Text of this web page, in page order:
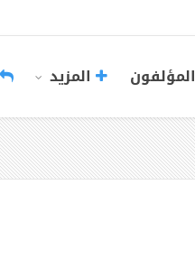
المؤلفون المزيد